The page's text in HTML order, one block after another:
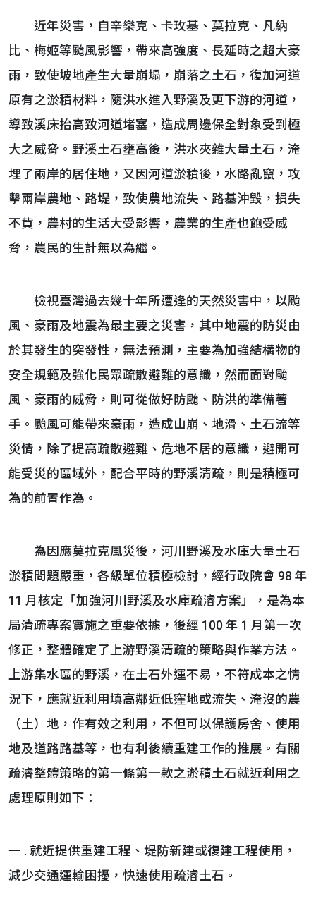
近年災害，自辛樂克、卡玫基、莫拉克、凡納
比、梅姬等颱風影響，帶來高強度、長延時之超大豪
雨，致使坡地產生大量崩塌，崩落之土石，復加河道
原有之淤積材料，隨洪水進入野溪及更下游的河道，
導致溪床抬高致河道堵塞，造成周邊保全對象受到極
大之威脅。野溪土石壅高後，洪水夾雜大量土石，淹
埋了兩岸的居住地，又因河道淤積後，水路亂竄，攻
擊兩岸農地、路堤，致使農地流失、路基沖毀，損失
不貲，農村的生活大受影響，農業的生產也飽受威
脅，農民的生計無以為繼。
檢視臺灣過去幾十年所遭逢的天然災害中，以颱
風、豪雨及地震為最主要之災害，其中地震的防災由
於其發生的突發性，無法預測，主要為加強結構物的
安全規範及強化民眾疏散避難的意識，然而面對颱
風、豪雨的威脅，則可從做好防颱、防洪的準備著
手。颱風可能帶來豪雨，造成山崩、地滑、土石流等
災情，除了提高疏散避難、危地不居的意識，避開可
能受災的區域外，配合平時的野溪清疏，則是積極可
為的前置作為。
為因應莫拉克風災後，河川野溪及水庫大量土石
淤積問題嚴重，各級單位積極檢討，經行政院會 98 年
11 月核定「加強河川野溪及水庫疏濬方案」，是為本
局清疏專案實施之重要依據，後經 100 年 1 月第一次
修正，整體確定了上游野溪清疏的策略與作業方法。
上游集水區的野溪，在土石外運不易，不符成本之情
況下，應就近利用填高鄰近低窪地或流失、淹沒的農
（土）地，作有效之利用，不但可以保護房舍、使用
地及道路路基等，也有利後續重建工作的推展。有關
疏濬整體策略的第一條第一款之淤積土石就近利用之
處理原則如下：
一 . 就近提供重建工程、堤防新建或復建工程使用，
減少交通運輸困擾，快速使用疏濬土石。